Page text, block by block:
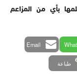
بأي من المزاعم
Email
طباعة